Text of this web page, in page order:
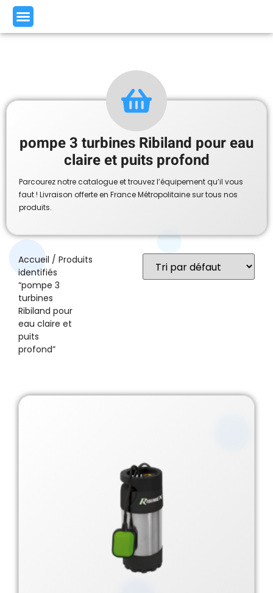
pompe 3 turbines Ribiland pour eau
claire et puits profond
Parcourez notre catalogue et trouvez l’équipement qu’il vous
faut ! Livraison offerte en France Métropolitaine sur tous nos
produits.
Accueil / Produits
identifiés
“pompe 3
turbines
Ribiland pour
eau claire et
puits
profond”